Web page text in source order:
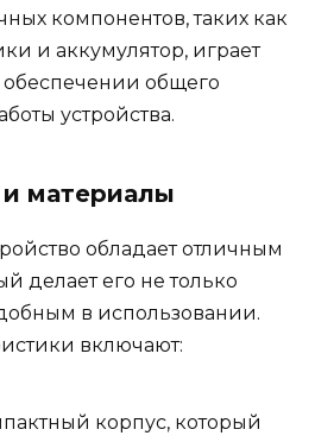
компонентов, таких как
и аккумулятор, играет
общего
устройства.
материалы
обладает отличным
делает его не только
в использовании.
включают:
корпус, который